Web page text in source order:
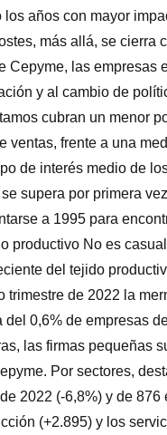
años con mayor
más allá, se cierra
las empresas
y al cambio de
cubran un menor
ventas, frente a una
de interés medio de
supera por primera
a 1995 para
productivo No es
del tejido
trimestre de 2022 la
0,6% de empresas
las firmas pequeñas
Por sectores,
2022 (-6,8%) y de
(+2.895) y los